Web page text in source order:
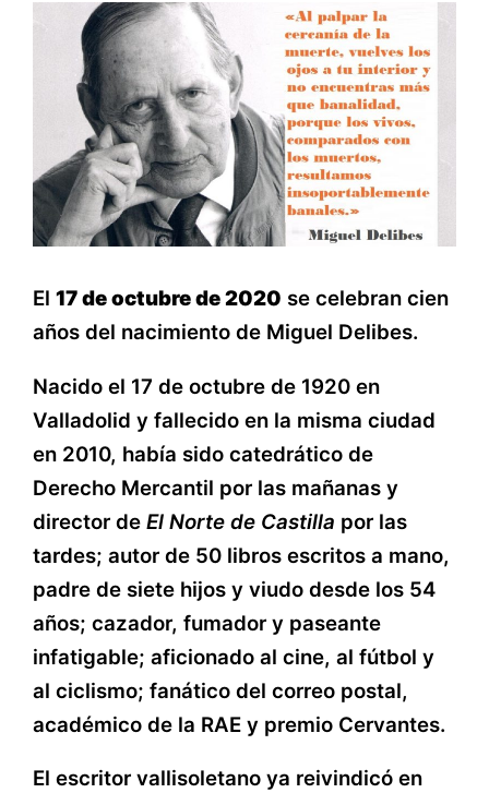
El 17 de octubre de 2020 se celebran cien
años del nacimiento de Miguel Delibes.
Nacido el 17 de octubre de 1920 en
Valladolid y fallecido en la misma ciudad
en 2010, había sido catedrático de
Derecho Mercantil por las mañanas y
director de El Norte de Castilla por las
tardes; autor de 50 libros escritos a mano,
padre de siete hijos y viudo desde los 54
años; cazador, fumador y paseante
infatigable; aficionado al cine, al fútbol y
al ciclismo; fanático del correo postal,
académico de la RAE y premio Cervantes.
El escritor vallisoletano ya reivindicó en